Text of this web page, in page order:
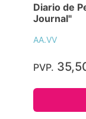
Diario de
Journal"
AA.VV
PVP.